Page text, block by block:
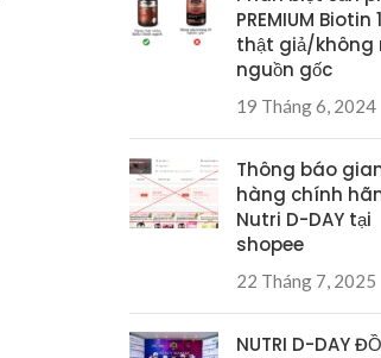
PREMIUM Biotin
thật giả/không
nguồn gốc
19 Tháng 6, 2024
Thông báo
hàng chính
Nutri D-DAY tại
shopee
22 Tháng 7, 2025
NUTRI D-DAY